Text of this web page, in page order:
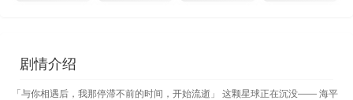
剧情介绍
「与你相遇后，我那停滞不前的时间，开始流逝」 这颗星球正在沉没—— 海平